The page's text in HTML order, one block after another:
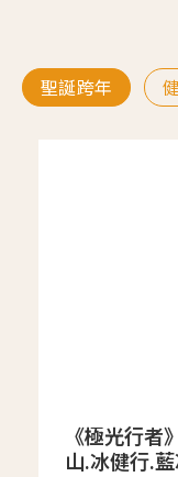
聖誕跨年
《極光行者
山.冰健行.